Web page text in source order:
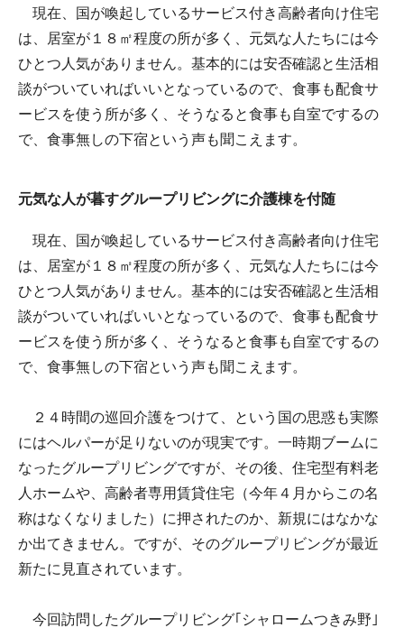
現在、国が喚起しているサービス付き高齢者向け住宅
は、居室が１８㎡程度の所が多く、元気な人たちには今
ひとつ人気がありません。基本的には安否確認と生活相
談がついていればいいとなっているので、食事も配食サ
ービスを使う所が多く、そうなると食事も自室でするの
で、食事無しの下宿という声も聞こえます。
元気な人が暮すグループリビングに介護棟を付随
現在、国が喚起しているサービス付き高齢者向け住宅
は、居室が１８㎡程度の所が多く、元気な人たちには今
ひとつ人気がありません。基本的には安否確認と生活相
談がついていればいいとなっているので、食事も配食サ
ービスを使う所が多く、そうなると食事も自室でするの
で、食事無しの下宿という声も聞こえます。
２４時間の巡回介護をつけて、という国の思惑も実際
にはヘルパーが足りないのが現実です。一時期ブームに
なったグループリビングですが、その後、住宅型有料老
人ホームや、高齢者専用賃貸住宅（今年４月からこの名
称はなくなりました）に押されたのか、新規にはなかな
か出てきません。ですが、そのグループリビングが最近
新たに見直されています。
今回訪問したグループリビング｢シャロームつきみ野｣